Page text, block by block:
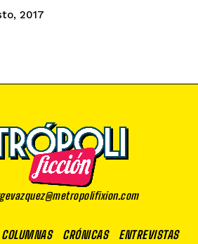
2017
COLUMNAS CRÓNICAS ENTREVISTAS